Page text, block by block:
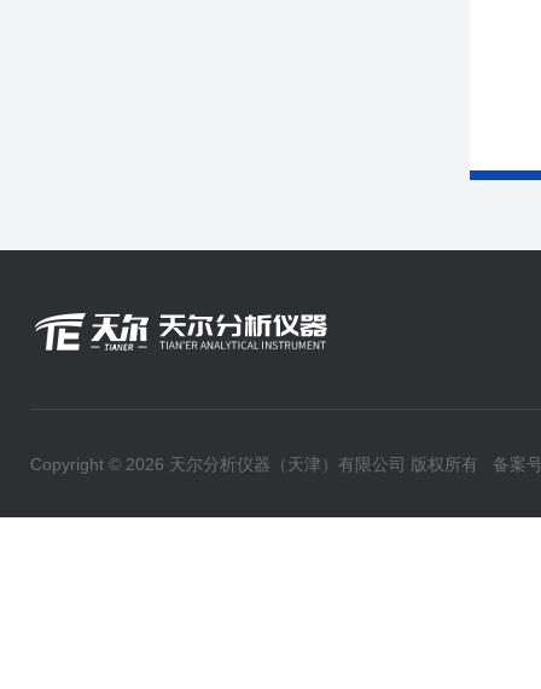
Copyright © 2026 天尔分析仪器（天津）有限公司 版权所有 备案